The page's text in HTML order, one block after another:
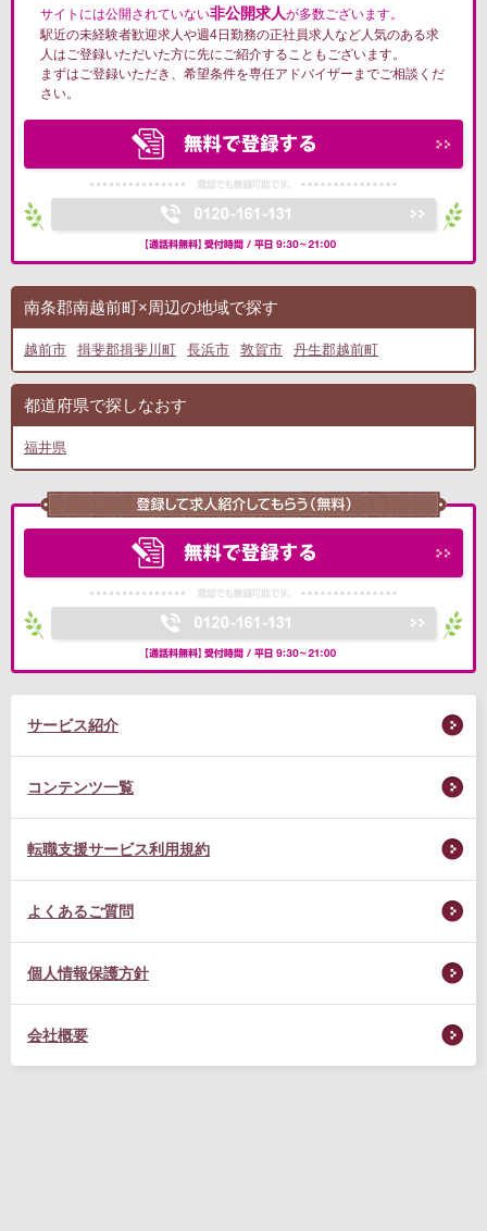
サイトには公開されていない非公開求人が多数ございます。
駅近の未経験者歓迎求人や週4日勤務の正社員求人など人気のある求
人はご登録いただいた方に先にご紹介することもございます。
まずはご登録いただき、希望条件を専任アドバイザーまでご相談くだ
さい。
南条郡南越前町×周辺の地域で探す
越前市 揖斐郡揖斐川町 長浜市 敦賀市 丹生郡越前町
都道府県で探しなおす
福井県
サービス紹介
コンテンツ一覧
転職支援サービス利用規約
よくあるご質問
個人情報保護方針
会社概要